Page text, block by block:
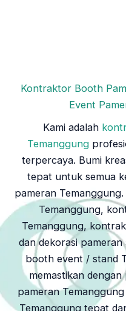
Kontraktor Booth
Event
Kami adalah
Temanggung
terpercaya. Bumi
tepat untuk semua
pameran
Temanggung,
Temanggung,
dan dekorasi
booth event / stand
memastikan
pameran
Temanggung tepat